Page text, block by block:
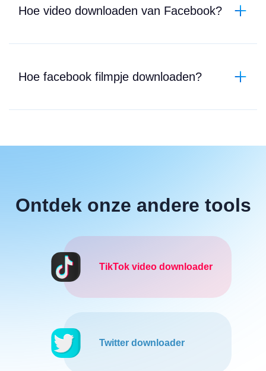
Hoe video downloaden van Facebook?
Hoe facebook filmpje downloaden?
Ontdek onze andere tools
TikTok video downloader
Twitter downloader